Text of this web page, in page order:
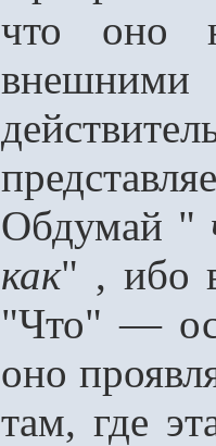
что оно
Обдумай "
как" , ибо
"Что" —
оно
там, где